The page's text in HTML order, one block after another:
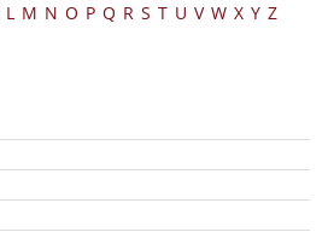
L M N O P Q R S T U V W X Y Z